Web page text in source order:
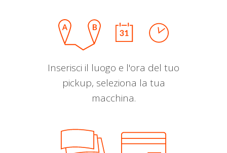
Inserisci il luogo e l'ora del tuo
pickup, seleziona la tua
macchina.